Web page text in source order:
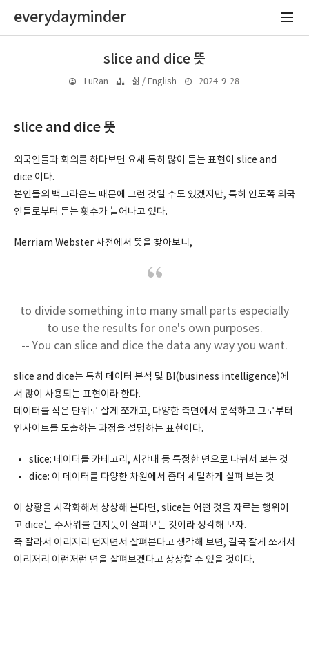
everydayminder
slice and dice 뜻
LuRan 삶 / English 2024. 9. 28.
slice and dice 뜻
외국인들과 회의를 하다보면 요새 특히 많이 듣는 표현이 slice and
dice 이다.
본인들의 백그라운드 때문에 그런 것일 수도 있겠지만, 특히 인도쪽 외국
인들로부터 듣는 횟수가 늘어나고 있다.
Merriam Webster 사전에서 뜻을 찾아보니,
to divide something into many small parts especially
to use the results for one's own purposes.
-- You can slice and dice the data any way you want.
slice and dice는 특히 데이터 분석 및 BI(business intelligence)에
서 많이 사용되는 표현이라 한다.
데이터를 작은 단위로 잘게 쪼개고, 다양한 측면에서 분석하고 그로부터
인사이트를 도출하는 과정을 설명하는 표현이다.
slice: 데이터를 카테고리, 시간대 등 특정한 면으로 나눠서 보는 것
dice: 이 데이터를 다양한 차원에서 좀더 세밀하게 살펴 보는 것
이 상황을 시각화해서 상상해 본다면, slice는 어떤 것을 자르는 행위이
고 dice는 주사위를 던지듯이 살펴보는 것이라 생각해 보자.
즉 잘라서 이리저리 던지면서 살펴본다고 생각해 보면, 결국 잘게 쪼개서
이리저리 이런저런 면을 살펴보겠다고 상상할 수 있을 것이다.